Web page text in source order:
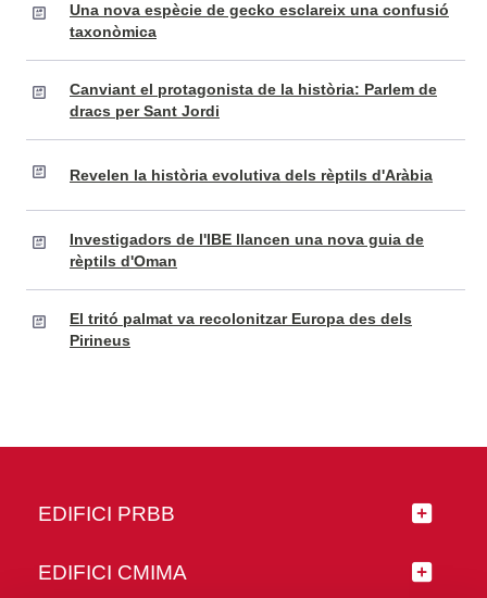
Una nova espècie de gecko esclareix una confusió
taxonòmica
Canviant el protagonista de la història: Parlem de
dracs per Sant Jordi
Revelen la història evolutiva dels rèptils d'Aràbia
Investigadors de l'IBE llancen una nova guia de
rèptils d'Oman
El tritó palmat va recolonitzar Europa des dels
Pirineus
EDIFICI PRBB
EDIFICI CMIMA